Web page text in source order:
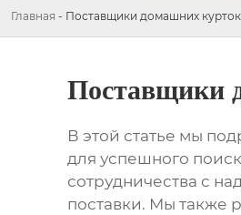
Главная - Поставщики домашних курток
Поставщики
В этой статье мы
для успешного
сотрудничества с
поставки. Мы также